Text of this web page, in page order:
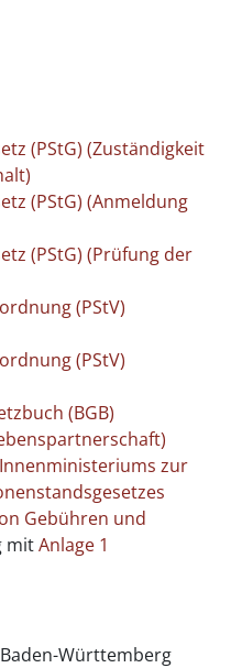
(PStG) (Zuständigkeit
(PStG) (Anmeldung
(PStG) (Prüfung der
(PStV)
(PStV)
(BGB)
zur
Gebühren und
mitAnlage 1
Württemberg